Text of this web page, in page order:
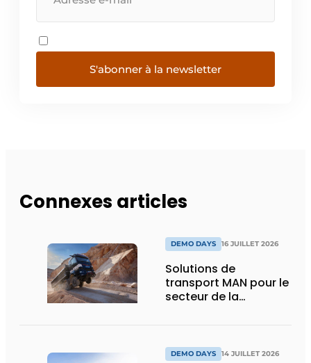
S'abonner à la newsletter
Connexes articles
DEMO DAYS 16 JUILLET 2026
Solutions de
transport MAN pour le
secteur de la
DEMO DAYS 14 JUILLET 2026